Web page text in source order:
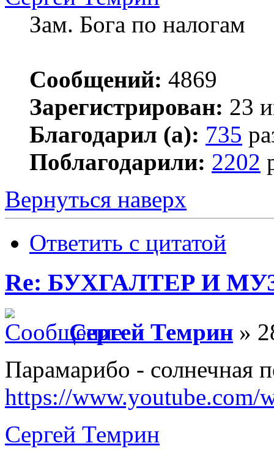
Зам. Бога по налогам
Сообщений: 4869
Зарегистрирован: 23
Благодарил (а): 735
Поблагодарили: 2202
Вернуться наверх
Ответить с цитатой
Re: БУХГАЛТЕР И
Сергей Темрин »
Парамарибо - солнечная
https://www.youtube.com/
Сергей Темрин